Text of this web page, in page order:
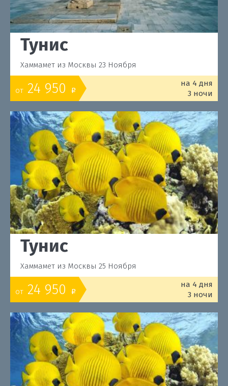
Тунис
Хаммамет из Москвы 23 Ноября
от 24 950 o
на 4 дня
3 ночи
Тунис
Хаммамет из Москвы 25 Ноября
от 24 950 o
на 4 дня
3 ночи